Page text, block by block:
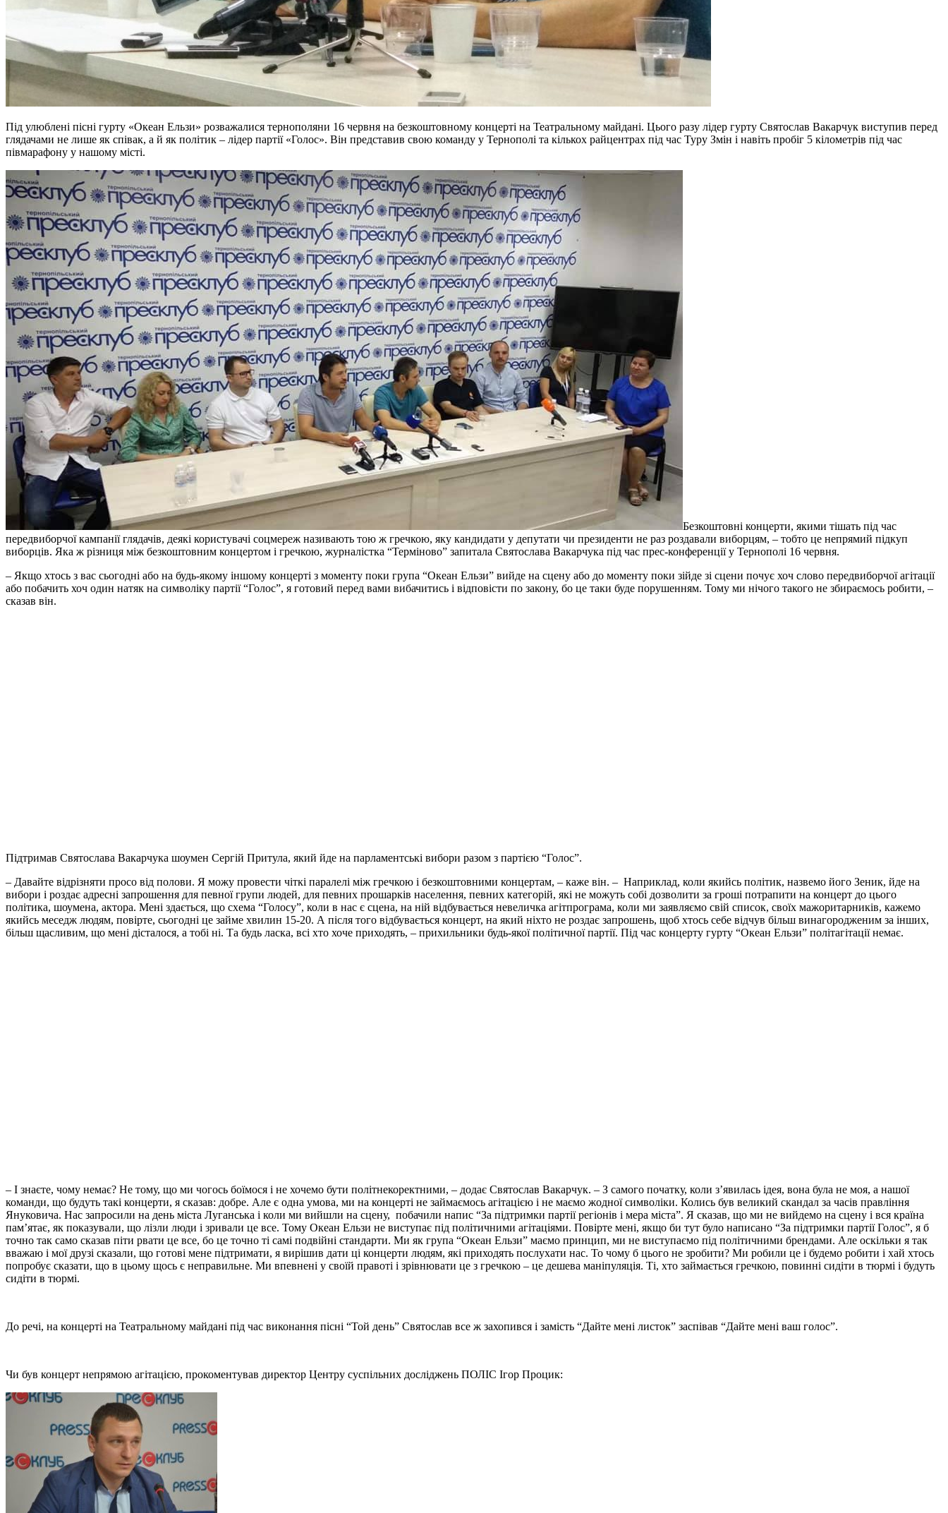
Під улюблені пісні гурту «Океан Ельзи» розважалися тернополяни 16 червня на безкоштовному концерті на Театральному майдані. Цього разу лідер гурту Святослав Вакарчук виступив перед
глядачами не лише як співак, а й як політик – лідер партії «Голос». Він представив свою команду у Тернополі та кількох райцентрах під час Туру Змін і навіть пробіг 5 кілометрів під час
півмарафону у нашому місті.
Безкоштовні концерти, якими тішать під час
передвиборчої кампанії глядачів, деякі користувачі соцмереж називають тою ж гречкою, яку кандидати у депутати чи президенти не раз роздавали виборцям, – тобто це непрямий підкуп
виборців. Яка ж різниця між безкоштовним концертом і гречкою, журналістка “Терміново” запитала Святослава Вакарчука під час прес-конференції у Тернополі 16 червня.
– Якщо хтось з вас сьогодні або на будь-якому іншому концерті з моменту поки група “Океан Ельзи” вийде на сцену або до моменту поки зійде зі сцени почує хоч слово передвиборчої агітації
або побачить хоч один натяк на символіку партії “Голос”, я готовий перед вами вибачитись і відповісти по закону, бо це таки буде порушенням. Тому ми нічого такого не збираємось робити, –
сказав він.
Підтримав Святослава Вакарчука шоумен Сергій Притула, який йде на парламентські вибори разом з партією “Голос”.
– Давайте відрізняти просо від полови. Я можу провести чіткі паралелі між гречкою і безкоштовними концертам, – каже він. – Наприклад, коли якийсь політик, назвемо його Зеник, йде на
вибори і роздає адресні запрошення для певної групи людей, для певних прошарків населення, певних категорій, які не можуть собі дозволити за гроші потрапити на концерт до цього
політика, шоумена, актора. Мені здається, що схема “Голосу”, коли в нас є сцена, на ній відбувається невеличка агітпрограма, коли ми заявляємо свій список, своїх мажоритарників, кажемо
якийсь меседж людям, повірте, сьогодні це займе хвилин 15-20. А після того відбувається концерт, на який ніхто не роздає запрошень, щоб хтось себе відчув більш винагородженим за інших,
більш щасливим, що мені дісталося, а тобі ні. Та будь ласка, всі хто хоче приходять, – прихильники будь-якої політичної партії. Під час концерту гурту “Океан Ельзи” політагітації немає.
– І знаєте, чому немає? Не тому, що ми чогось боїмося і не хочемо бути політнекоректними, – додає Святослав Вакарчук. – З самого початку, коли з’явилась ідея, вона була не моя, а нашої
команди, що будуть такі концерти, я сказав: добре. Але є одна умова, ми на концерті не займаємось агітацією і не маємо жодної символіки. Колись був великий скандал за часів правління
Януковича. Нас запросили на день міста Луганська і коли ми вийшли на сцену, побачили напис “За підтримки партії регіонів і мера міста”. Я сказав, що ми не вийдемо на сцену і вся країна
пам’ятає, як показували, що лізли люди і зривали це все. Тому Океан Ельзи не виступає під політичними агітаціями. Повірте мені, якщо би тут було написано “За підтримки партії Голос”, я б
точно так само сказав піти рвати це все, бо це точно ті самі подвійні стандарти. Ми як група “Океан Ельзи” маємо принцип, ми не виступаємо під політичними брендами. Але оскільки я так
вважаю і мої друзі сказали, що готові мене підтримати, я вирішив дати ці концерти людям, які приходять послухати нас. То чому б цього не зробити? Ми робили це і будемо робити і хай хтось
попробує сказати, що в цьому щось є неправильне. Ми впевнені у своїй правоті і зрівнювати це з гречкою – це дешева маніпуляція. Ті, хто займається гречкою, повинні сидіти в тюрмі і будуть
сидіти в тюрмі.
До речі, на концерті на Театральному майдані під час виконання пісні “Той день” Святослав все ж захопився і замість “Дайте мені листок” заспівав “Дайте мені ваш голос”.
Чи був концерт непрямою агітацією, прокоментував директор Центру суспільних досліджень ПОЛІС Ігор Процик: